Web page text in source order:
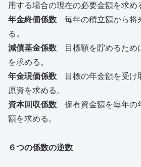
用する場合の現在の必要金額を求め
年金終価係数 毎年の積立額から将
る。
減債基金係数 目標額を貯めるため
を求める。
年金現価係数 目標の年金額を受け
原資を求める。
資本回収係数 保有資金額を毎年の
額を求める。
６つの係数の逆数